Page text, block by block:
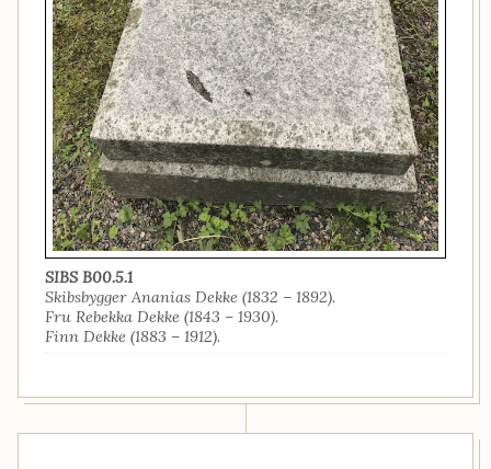
SIBS B00.5.1
Skibsbygger Ananias Dekke (1832 – 1892).
Fru Rebekka Dekke (1843 – 1930).
Finn Dekke (1883 – 1912).